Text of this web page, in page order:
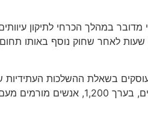
במהלך הכרחי לתיקון עיוותים
לאחר שחוק נוסף באותו תחום,
בשאלת ההשלכות
הכשלים במצב הקיים. “במצב הקיים יש שני כשלים מרכזיים”, הסביר. “יש נבחרת של דירקטורים שהקים